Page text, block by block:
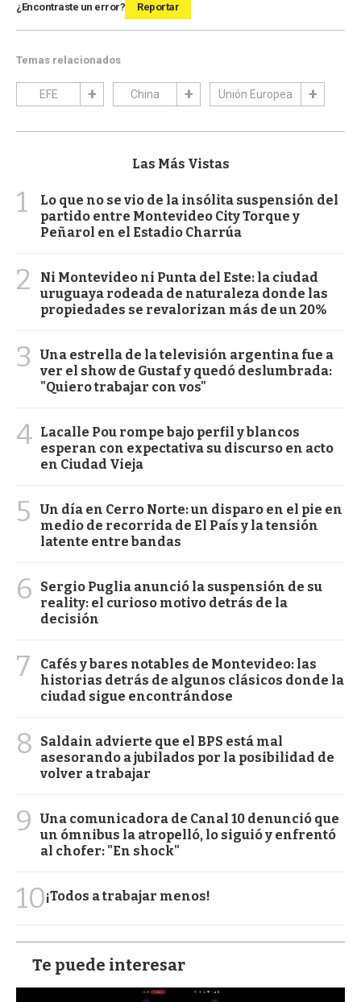
¿Encontraste un error? Reportar
Temas relacionados
EFE China Unión Europea
Las Más Vistas
1
Lo que no se vio de la insólita suspensión del
partido entre Montevideo City Torque y
Peñarol en el Estadio Charrúa
2
Ni Montevideo ni Punta del Este: la ciudad
uruguaya rodeada de naturaleza donde las
propiedades se revalorizan más de un 20%
3
Una estrella de la televisión argentina fue a
ver el show de Gustaf y quedó deslumbrada:
"Quiero trabajar con vos"
4 Lacalle Pou rompe bajo perfil y blancos
esperan con expectativa su discurso en acto
en Ciudad Vieja
5
Un día en Cerro Norte: un disparo en el pie en
medio de recorrida de El País y la tensión
latente entre bandas
6
Sergio Puglia anunció la suspensión de su
reality: el curioso motivo detrás de la
decisión
7
Cafés y bares notables de Montevideo: las
historias detrás de algunos clásicos donde la
ciudad sigue encontrándose
8
Saldain advierte que el BPS está mal
asesorando a jubilados por la posibilidad de
volver a trabajar
9
Una comunicadora de Canal 10 denunció que
un ómnibus la atropelló, lo siguió y enfrentó
al chofer: "En shock"
10¡Todos a trabajar menos!
Te puede interesar